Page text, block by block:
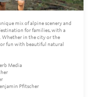
mix of alpine scenery and
for families, with a
Whether in the city or the
fun with beautiful natural
Media
Pfitscher